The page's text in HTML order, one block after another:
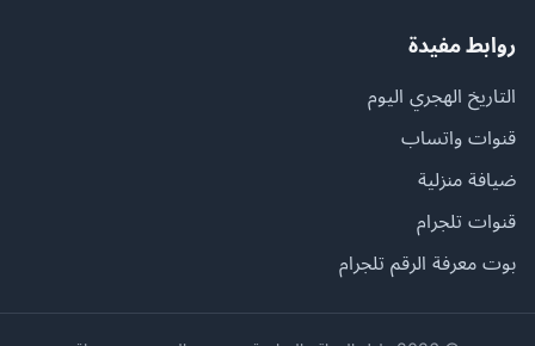
روابط مفيدة
التاريخ الهجري اليوم
قنوات واتساب
ضيافة منزلية
قنوات تلجرام
بوت معرفة الرقم تلجرام